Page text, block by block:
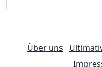
Über uns